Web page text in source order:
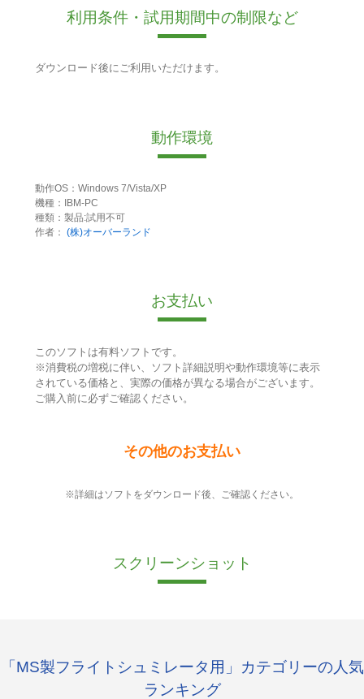
利用条件・試用期間中の制限など
ダウンロード後にご利用いただけます。
動作環境
動作OS：Windows 7/Vista/XP
機種：IBM-PC
種類：製品:試用不可
作者： (株)オーバーランド
お支払い
このソフトは有料ソフトです。
※消費税の増税に伴い、ソフト詳細説明や動作環境等に表示
されている価格と、実際の価格が異なる場合がございます。
ご購入前に必ずご確認ください。
その他のお支払い
※詳細はソフトをダウンロード後、ご確認ください。
スクリーンショット
「MS製フライトシュミレータ用」カテゴリーの人気
ランキング